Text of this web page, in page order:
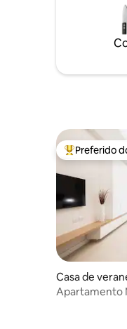
romântica ou
nossa
suas necessidades. Torne a
Entre os
Preferido
Casa de
Apartamento